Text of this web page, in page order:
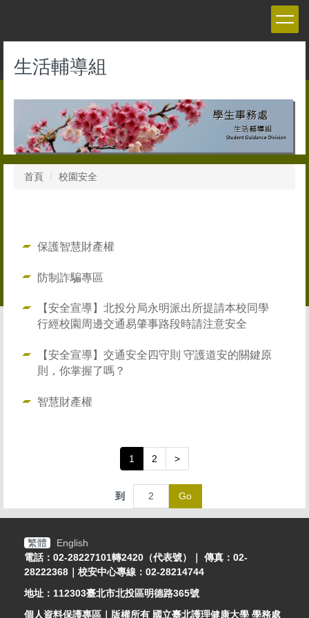
內生活輔導組
首頁 校園安全
保護智慧財產權
防制詐騙專區
【安全宣導】北投分局永明派出所提請本校同學
行經校園周邊交通易肇事路段時請注意安全
【安全宣導】交通安全四守則 守護道安的關鍵原
則，你掌握了嗎？
智慧財產權
1 2 >
到 Go
繁體
English
電話：02-28227101轉2420（代表號）｜ 傳真：02-
28222368｜校安中心專線：02-28214744
地址：112303臺北市北投區明德路365號
個人資料保護專區 ｜版權所有 國立臺北護理健康大學 學務處